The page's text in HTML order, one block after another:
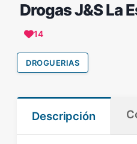
Drogas J&S La
14
DROGUERIAS
Descripción